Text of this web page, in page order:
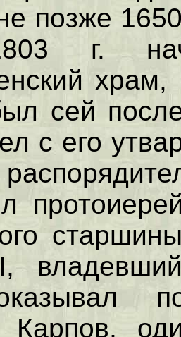
позже
г.
сей
с его
Карпов,